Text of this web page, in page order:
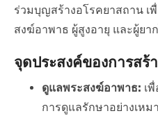
ร่วมบุญสร้างอโรคยาสถาน เ
สงฆ์อาพาธ ผู้สูงอายุ และผู้ยา
จุดประสงค์ของการสร้
ดูแลพระสงฆ์อาพาธ: เ
การดูแลรักษาอย่างเหม